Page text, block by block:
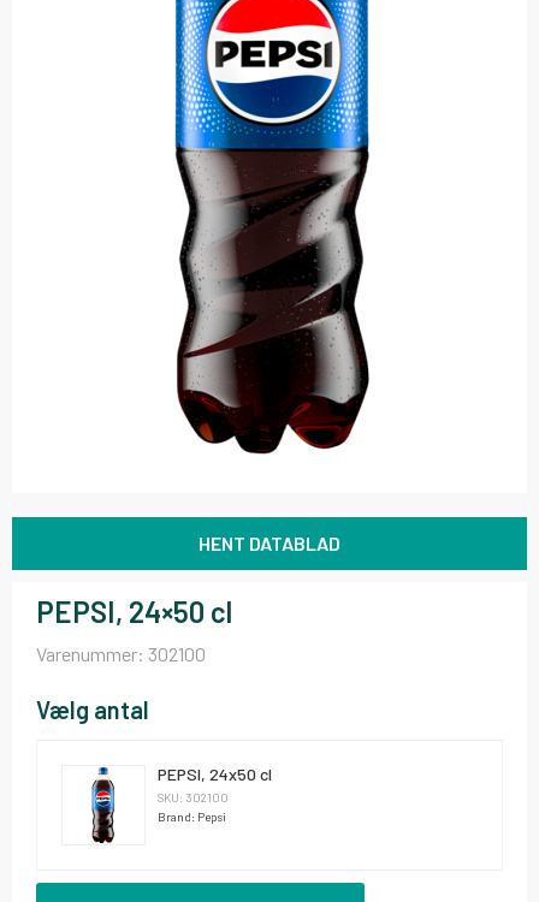
HENT DATABLAD
PEPSI, 24×50 cl
Varenummer: 302100
Vælg antal
PEPSI, 24x50 cl
SKU: 302100
Brand: Pepsi